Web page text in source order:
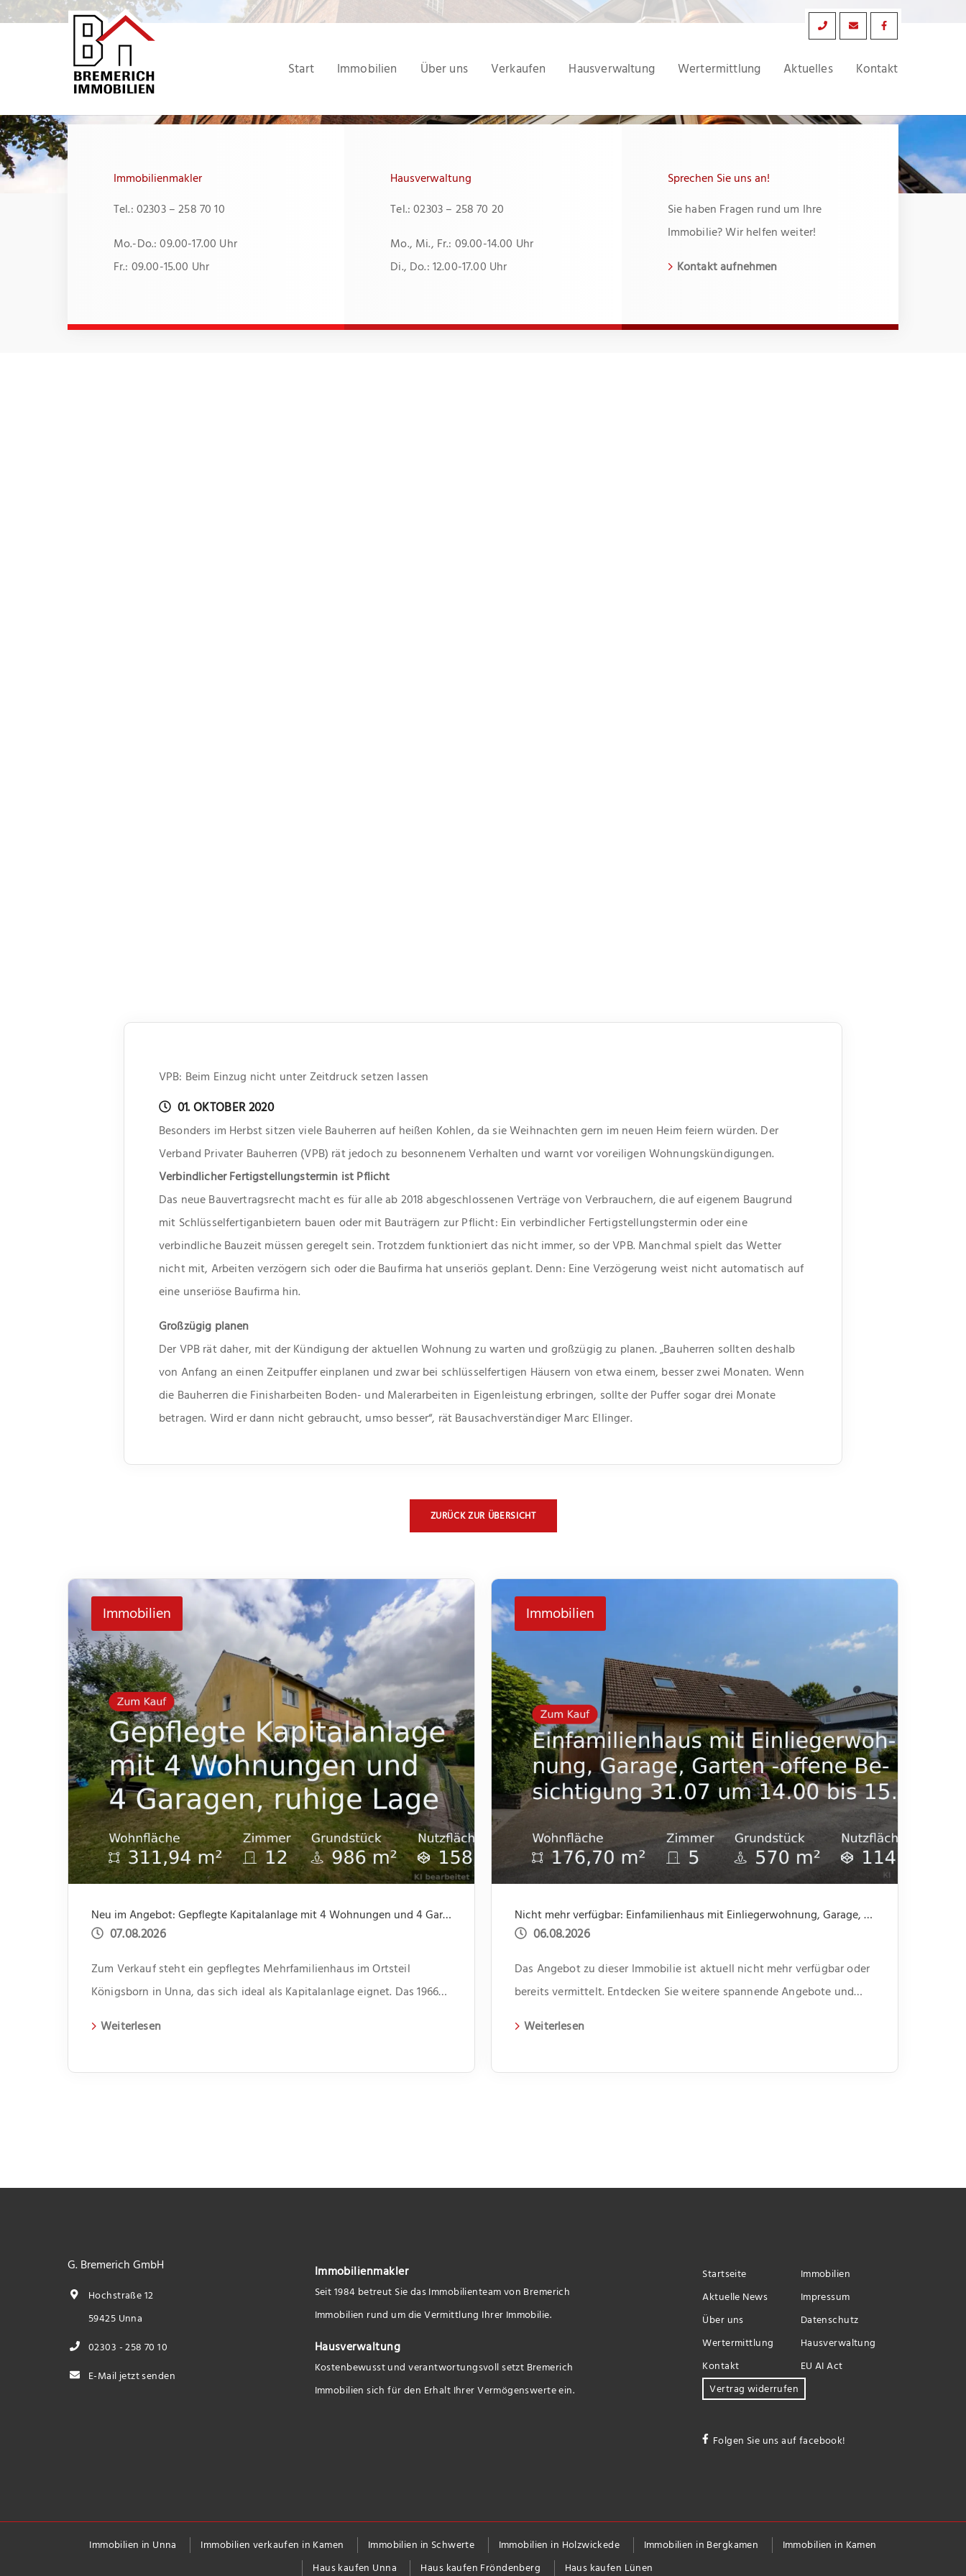
Zum
Start Immobilien Über uns Verkaufen Hausverwaltung Wertermittlung Aktuelles Kontakt
Immobilienmakler
Tel.: 02303 – 258 70 10
Mo.-Do.: 09.00-17.00 Uhr
Fr.: 09.00-15.00 Uhr
Hausverwaltung
Tel.: 02303 – 258 70 20
Mo., Mi., Fr.: 09.00-14.00 Uhr
Di., Do.: 12.00-17.00 Uhr
Sprechen Sie uns an!
Sie haben Fragen rund um Ihre
Immobilie? Wir helfen weiter!
Kontakt aufnehmen
VPB: Beim Einzug nicht unter Zeitdruck setzen lassen
01. OKTOBER 2020
Besonders im Herbst sitzen viele Bauherren auf heißen Kohlen, da sie Weihnachten gern im neuen Heim feiern würden. Der
Verband Privater Bauherren (VPB) rät jedoch zu besonnenem Verhalten und warnt vor voreiligen Wohnungskündigungen.
Verbindlicher Fertigstellungstermin ist Pflicht
Das neue Bauvertragsrecht macht es für alle ab 2018 abgeschlossenen Verträge von Verbrauchern, die auf eigenem Baugrund
mit Schlüsselfertiganbietern bauen oder mit Bauträgern zur Pflicht: Ein verbindlicher Fertigstellungstermin oder eine
verbindliche Bauzeit müssen geregelt sein. Trotzdem funktioniert das nicht immer, so der VPB. Manchmal spielt das Wetter
nicht mit, Arbeiten verzögern sich oder die Baufirma hat unseriös geplant. Denn: Eine Verzögerung weist nicht automatisch auf
eine unseriöse Baufirma hin.
Großzügig planen
Der VPB rät daher, mit der Kündigung der aktuellen Wohnung zu warten und großzügig zu planen. „Bauherren sollten deshalb
von Anfang an einen Zeitpuffer einplanen und zwar bei schlüsselfertigen Häusern von etwa einem, besser zwei Monaten. Wenn
die Bauherren die Finisharbeiten Boden- und Malerarbeiten in Eigenleistung erbringen, sollte der Puffer sogar drei Monate
betragen. Wird er dann nicht gebraucht, umso besser“, rät Bausachverständiger Marc Ellinger.
ZURÜCK ZUR ÜBERSICHT
Immobilien
Neu im Angebot: Gepflegte Kapitalanlage mit 4 Wohnungen und 4 Garagen, ruhige Lage
07.08.2026
Zum Verkauf steht ein gepflegtes Mehrfamilienhaus im Ortsteil
Königsborn in Unna, das sich ideal als Kapitalanlage eignet. Das 1966
Weiterlesen
Immobilien
Nicht mehr verfügbar: Einfamilienhaus mit Einliegerwohnung, Garage, Garten -offene Besichtigung 31.07 um 14.00 bis 15.30
06.08.2026
Das Angebot zu dieser Immobilie ist aktuell nicht mehr verfügbar oder
bereits vermittelt. Entdecken Sie weitere spannende Angebote und
Weiterlesen
G. Bremerich GmbH
Hochstraße 12
59425 Unna
02303 - 258 70 10
E-Mail jetzt senden
Immobilienmakler
Seit 1984 betreut Sie das Immobilienteam von Bremerich
Immobilien rund um die Vermittlung Ihrer Immobilie.
Hausverwaltung
Kostenbewusst und verantwortungsvoll setzt Bremerich
Immobilien sich für den Erhalt Ihrer Vermögenswerte ein.
Startseite
Immobilien
Aktuelle News
Impressum
Über uns
Datenschutz
Wertermittlung
Hausverwaltung
Kontakt
EU AI Act
Vertrag widerrufen
Folgen Sie uns auf facebook!
Immobilien in Unna Immobilien verkaufen in Kamen Immobilien in Schwerte Immobilien in Holzwickede Immobilien in Bergkamen
Immobilien in Kamen
Haus kaufen Unna
Haus kaufen Fröndenberg Haus kaufen Lünen